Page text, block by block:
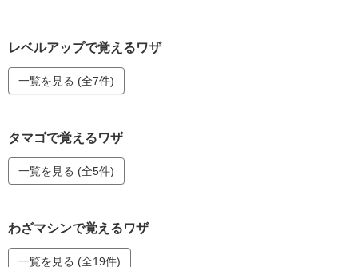
レベルアップで覚えるワザ
一覧を見る (全7件)
タマゴで覚えるワザ
一覧を見る (全5件)
わざマシンで覚えるワザ
一覧を見る (全19件)